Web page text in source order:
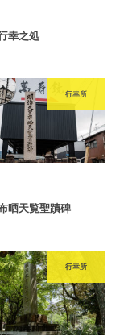
幸之処
行幸所
晒天覧聖蹟碑
行幸所